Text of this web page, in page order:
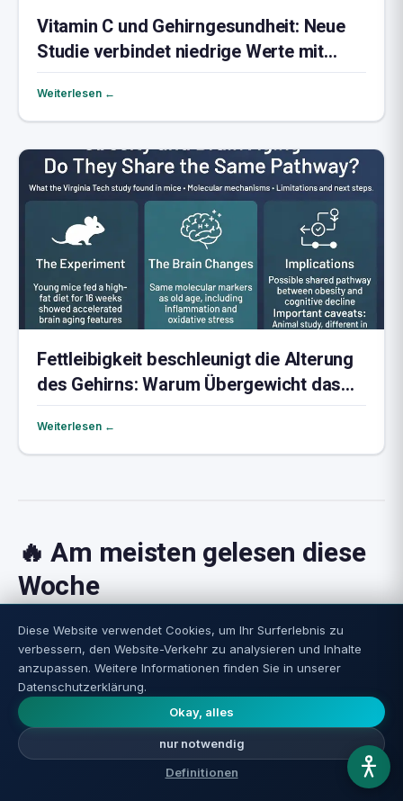
Vitamin C und Gehirngesundheit: Neue
Studie verbindet niedrige Werte mit
Hirnschrumpfung
Weiterlesen ←
Fettleibigkeit beschleunigt die Alterung
des Gehirns: Warum Übergewicht das
Gedächtnis schädigt
Weiterlesen ←
🔥 Am meisten gelesen diese
Woche
1
Diese Website verwendet Cookies, um Ihr Surferlebnis zu
verbessern, den Website-Verkehr zu analysieren und Inhalte
anzupassen. Weitere Informationen finden Sie in unserer
Datenschutzerklärung.
Okay, alles
nur notwendig
Definitionen